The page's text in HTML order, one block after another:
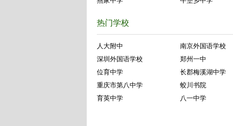
热门学校
人大附中 南京外国语学校
深圳外国语学校
郑州一中
位育中学
长郡梅溪湖中学
重庆市第八中学
蛟川书院
育英中学
八一中学